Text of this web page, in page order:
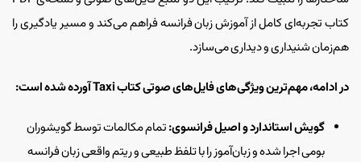
کتاب تجربه‌ای کامل از آموزش زبان فرانسه فراهم می‌کند و مسیر یادگیری را
هم‌زمان شنیداری و دیداری می‌سازد.
در ادامه، مهم‌ترین ویژگی‌های فایل‌های صوتی کتاب Taxi آورده شده است:
گویش استاندارد و اصیل فرانسوی:تمام مکالمات توسط گویشوران
بومی اجرا شده و زبان‌آموز را با تلفظ طبیعی و ریتم واقعی زبان فرانسه